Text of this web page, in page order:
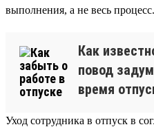
выполнения, а не весь процесс.
Как
повод
время
Уход сотрудника в отпуск в